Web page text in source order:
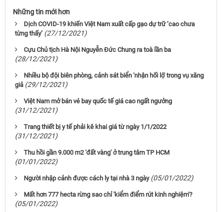
Những tin mới hơn
Dịch COVID-19 khiến Việt Nam xuất cấp gạo dự trữ ‘cao chưa
từng thấy’ (27/12/2021)
Cựu Chủ tịch Hà Nội Nguyễn Đức Chung ra toà lần ba
(28/12/2021)
Nhiều bộ đội biên phòng, cảnh sát biển 'nhận hối lộ' trong vụ xăng
giả (29/12/2021)
Việt Nam mở bán vé bay quốc tế giá cao ngất ngưởng
(31/12/2021)
Trang thiết bị y tế phải kê khai giá từ ngày 1/1/2022
(31/12/2021)
Thu hồi gần 9.000 m2 'đất vàng' ở trung tâm TP HCM
(01/01/2022)
Người nhập cảnh được cách ly tại nhà 3 ngày (05/01/2022)
Mất hơn 777 hecta rừng sao chỉ 'kiểm điểm rút kinh nghiệm'?
(05/01/2022)